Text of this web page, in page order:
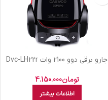
جارو برقي دوو 2100 وات Dvc-LH22r
تومان4.150.000
اطلاعات بیشتر